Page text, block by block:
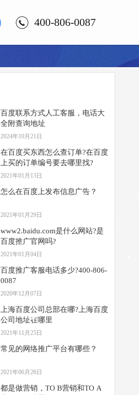
400-806-0087
百度联系方式人工客服，电话大
全附查询地址
2024年10月21日
在百度买东西怎么查订单?在百度
上买的订单编号要去哪里找?
2021年01月13日
怎么在百度上发布信息广告？
2021年01月29日
www​2.baidu.com是什么网站?是
百度推广官网吗?
2021年01月04日
百度推广客服电话多少?400-806-
0087
2020年12月07日
上海百度公司总部在哪?上海百度
公司地址在哪里
2021年11月25日
常见的网络推广平台有哪些？
2021年06月28日
都是做营销，TO B营销和TO A